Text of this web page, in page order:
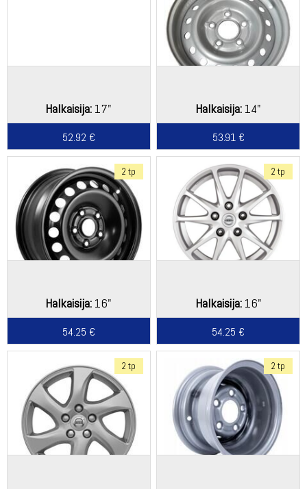
Halkaisija: 17"
52.92 €
Halkaisija: 14"
53.91 €
2 tp
Halkaisija: 16"
54.25 €
2 tp
Halkaisija:16"
54.25 €
2 tp 2 tp